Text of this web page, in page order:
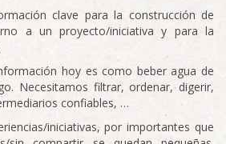
clave para la construcción de
a un proyecto/iniciativa y para la
hoy es como beber agua de
Necesitamos filtrar, ordenar, digerir,
confiables, …
iniciativas, por importantes que